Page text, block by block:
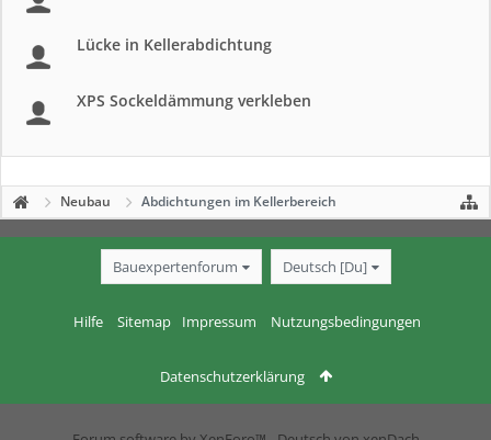
Lücke in Kellerabdichtung
XPS Sockeldämmung verkleben
Neubau Abdichtungen im Kellerbereich
Bauexpertenforum Deutsch [Du]
Hilfe Sitemap Impressum Nutzungsbedingungen
Datenschutzerklärung